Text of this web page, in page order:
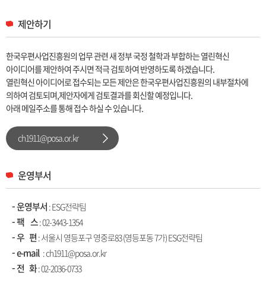
제안하기
한국우편사업진흥원의 업무 관련 새 정부 국정 철학과 부합하는 열린혁신
아이디어를 제안하여 주시면 적극 검토하여 반영하도록 하겠습니다.
열린혁신 아이디어로 접수되는 모든 제안은 한국우편사업진흥원의 내부절차에
의하여 검토되며,제안자에게 검토결과를 회신할 예정입니다.
아래 메일주소를 통해 접수 하실 수 있습니다.
ch1911@posa.or.kr
운영부서
운영부서 : ESG전략팀
팩 스: 02-3443-1354
우 편 : 서울시 영등포구 영중로83 (영등포동 7가) ESG전략팀
e-mail : ch1911@posa.or.kr
전 화:02-2036-0733